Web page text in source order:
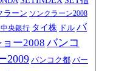
ラーン ソンクラーン2008
央銀行 タイ株 ドル バ
ー2008 バンコ
2009バンコク都 バー